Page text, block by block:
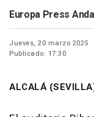
Europa Press
Jueves, 20 marzo 2025
Publicado: 17:30
ALCALÁ